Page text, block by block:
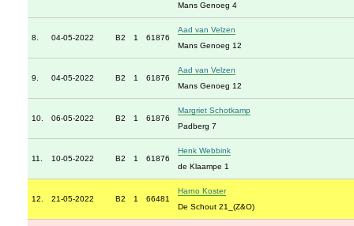
Mans Genoeg 4
8. 04-05-2022 B2 1 61876
Aad van Velzen
Mans Genoeg 12
9. 04-05-2022 B2 1 61876
Aad van Velzen
Mans Genoeg 12
10. 06-05-2022 B2 1 61876
Margriet Schotkamp
Padberg 7
11. 10-05-2022 B2 1 61876
Henk Webbink
de Klaampe 1
12. 21-05-2022 B2 1 66481
Harno Koster
De Schout 21_(Z&O)